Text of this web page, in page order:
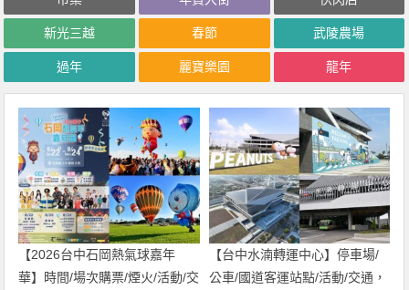
新光三越 春節 武陵農場
過年 麗寶樂園 龍年
【2026台中石岡熱氣球嘉年
華】時間/場次購票/煙火/活動/交
【台中水湳轉運中心】停車場/
公車/國道客運站點/活動/交通，